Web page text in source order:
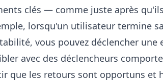
clés — comme juste après
lorsqu'un utilisateur termine
vous pouvez déclencher une
avec des déclencheurs
que les retours sont opportuns et